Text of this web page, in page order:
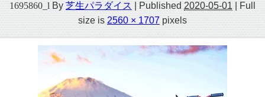
1695860_l By 芝生パラダイス Published 2020-05-01
Full
size is 2560 × 1707 pixels